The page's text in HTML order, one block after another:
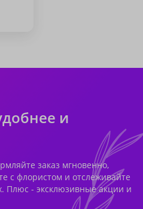
и
заказ мгновенно,
с флористом и отслеживайте
Плюс - эксклюзивные акции и